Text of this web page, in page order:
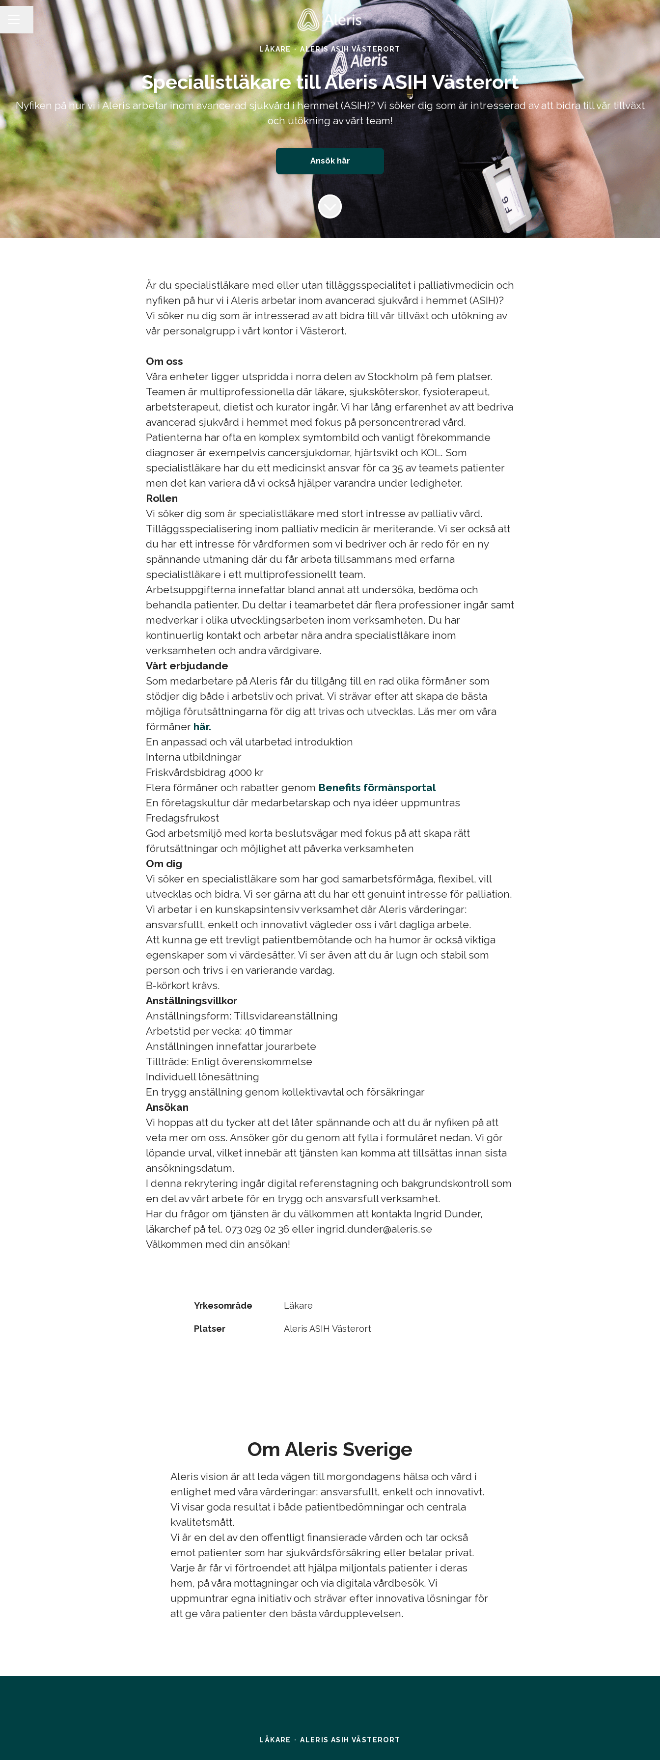
KARRIÄRMENY
Dela sidan
LÄKARE · ALERIS ASIH VÄSTERORT
Specialistläkare till Aleris ASIH Västerort
Nyfiken på hur vi i Aleris arbetar inom avancerad sjukvård i hemmet (ASIH)? Vi söker dig som är intresserad av att bidra till vår tillväxt
och utökning av vårt team!
Ansök här
Är du specialistläkare med eller utan tilläggsspecialitet i palliativmedicin och
nyfiken på hur vi i Aleris arbetar inom avancerad sjukvård i hemmet (ASIH)?
Vi söker nu dig som är intresserad av att bidra till vår tillväxt och utökning av
vår personalgrupp i vårt kontor i Västerort.
Om oss
Våra enheter ligger utspridda i norra delen av Stockholm på fem platser.
Teamen är multiprofessionella där läkare, sjuksköterskor, fysioterapeut,
arbetsterapeut, dietist och kurator ingår. Vi har lång erfarenhet av att bedriva
avancerad sjukvård i hemmet med fokus på personcentrerad vård.
Patienterna har ofta en komplex symtombild och vanligt förekommande
diagnoser är exempelvis cancersjukdomar, hjärtsvikt och KOL. Som
specialistläkare har du ett medicinskt ansvar för ca 35 av teamets patienter
men det kan variera då vi också hjälper varandra under ledigheter.
Rollen
Vi söker dig som är specialistläkare med stort intresse av palliativ vård.
Tilläggsspecialisering inom palliativ medicin är meriterande. Vi ser också att
du har ett intresse för vårdformen som vi bedriver och är redo för en ny
spännande utmaning där du får arbeta tillsammans med erfarna
specialistläkare i ett multiprofessionellt team.
Arbetsuppgifterna innefattar bland annat att undersöka, bedöma och
behandla patienter. Du deltar i teamarbetet där flera professioner ingår samt
medverkar i olika utvecklingsarbeten inom verksamheten. Du har
kontinuerlig kontakt och arbetar nära andra specialistläkare inom
verksamheten och andra vårdgivare.
Vårt erbjudande
Som medarbetare på Aleris får du tillgång till en rad olika förmåner som
stödjer dig både i arbetsliv och privat. Vi strävar efter att skapa de bästa
möjliga förutsättningarna för dig att trivas och utvecklas. Läs mer om våra
förmåner här.
En anpassad och väl utarbetad introduktion
Interna utbildningar
Friskvårdsbidrag 4000 kr
Flera förmåner och rabatter genom Benefits förmånsportal
En företagskultur där medarbetarskap och nya idéer uppmuntras
Fredagsfrukost
God arbetsmiljö med korta beslutsvägar med fokus på att skapa rätt
förutsättningar och möjlighet att påverka verksamheten
Om dig
Vi söker en specialistläkare som har god samarbetsförmåga, flexibel, vill
utvecklas och bidra. Vi ser gärna att du har ett genuint intresse för palliation.
Vi arbetar i en kunskapsintensiv verksamhet där Aleris värderingar:
ansvarsfullt, enkelt och innovativt vägleder oss i vårt dagliga arbete.
Att kunna ge ett trevligt patientbemötande och ha humor är också viktiga
egenskaper som vi värdesätter. Vi ser även att du är lugn och stabil som
person och trivs i en varierande vardag.
B-körkort krävs.
Anställningsvillkor
Anställningsform: Tillsvidareanställning
Arbetstid per vecka: 40 timmar
Anställningen innefattar jourarbete
Tillträde: Enligt överenskommelse
Individuell lönesättning
En trygg anställning genom kollektivavtal och försäkringar
Ansökan
Vi hoppas att du tycker att det låter spännande och att du är nyfiken på att
veta mer om oss. Ansöker gör du genom att fylla i formuläret nedan. Vi gör
löpande urval, vilket innebär att tjänsten kan komma att tillsättas innan sista
ansökningsdatum.
I denna rekrytering ingår digital referenstagning och bakgrundskontroll som
en del av vårt arbete för en trygg och ansvarsfull verksamhet.
Har du frågor om tjänsten är du välkommen att kontakta Ingrid Dunder,
läkarchef på tel. 073 029 02 36 eller ingrid.dunder@aleris.se
Välkommen med din ansökan!
Yrkesområde Läkare
Platser Aleris ASIH Västerort
Om Aleris Sverige
Aleris vision är att leda vägen till morgondagens hälsa och vård i
enlighet med våra värderingar: ansvarsfullt, enkelt och innovativt.
Vi visar goda resultat i både patientbedömningar och centrala
kvalitetsmått.
Vi är en del av den offentligt finansierade vården och tar också
emot patienter som har sjukvårdsförsäkring eller betalar privat.
Varje år får vi förtroendet att hjälpa miljontals patienter i deras
hem, på våra mottagningar och via digitala vårdbesök. Vi
uppmuntrar egna initiativ och strävar efter innovativa lösningar för
att ge våra patienter den bästa vårdupplevelsen.
LÄKARE · ALERIS ASIH VÄSTERORT